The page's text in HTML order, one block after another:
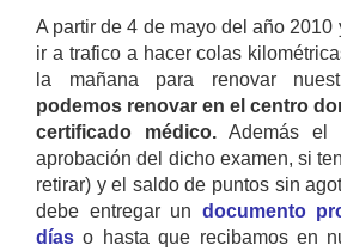
A partir de 4 de mayo del año 2010
ir a trafico a hacer colas
la mañana para renovar
podemos renovar en el centro
certificado médico. Además el
aprobación del dicho examen, si
retirar) y el saldo de puntos sin
debe entregar un documento
días o hasta que recibamos en